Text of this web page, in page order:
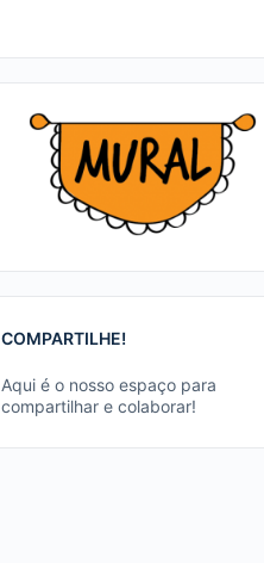
COMPARTILHE!
Aqui é o nosso espaço para
compartilhar e colaborar!